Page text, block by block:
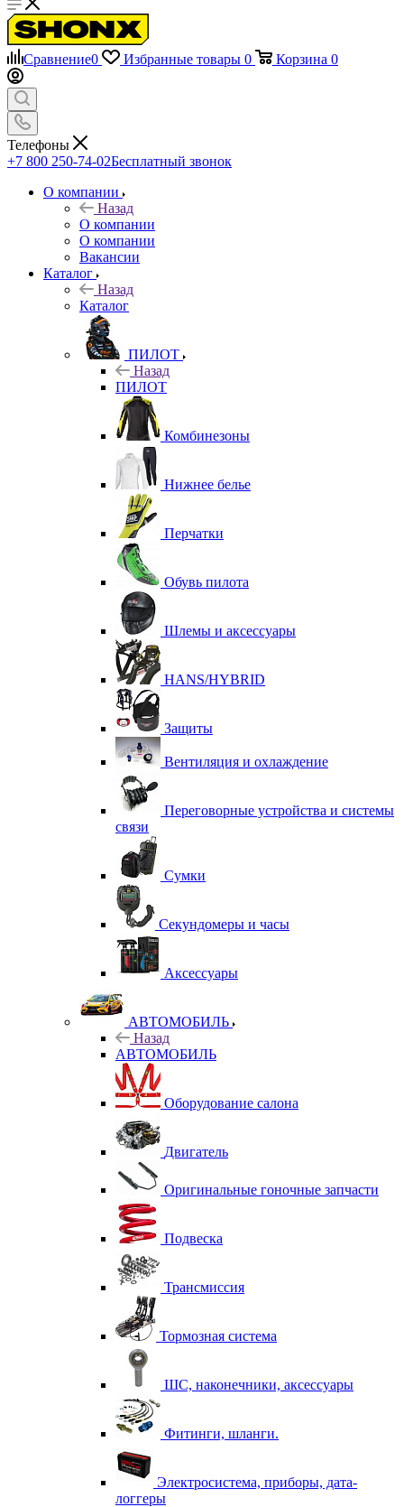
Сравнение0 Избранные товары 0 Корзина 0
Телефоны
+7 800 250-74-02Бесплатный звонок
О компании
Назад
О компании
О компании
Вакансии
Каталог
Назад
Каталог
ПИЛОТ
Назад
ПИЛОТ
Комбинезоны
Нижнее белье
Перчатки
Обувь пилота
Шлемы и аксессуары
HANS/HYBRID
Защиты
Вентиляция и охлаждение
Переговорные устройства и системы
связи
Сумки
Секундомеры и часы
Аксессуары
АВТОМОБИЛЬ
Назад
АВТОМОБИЛЬ
Оборудование салона
Двигатель
Оригинальные гоночные запчасти
Подвеска
Трансмиссия
Тормозная система
ШС, наконечники, аксессуары
Фитинги, шланги.
Электросистема, приборы, дата-
логгеры